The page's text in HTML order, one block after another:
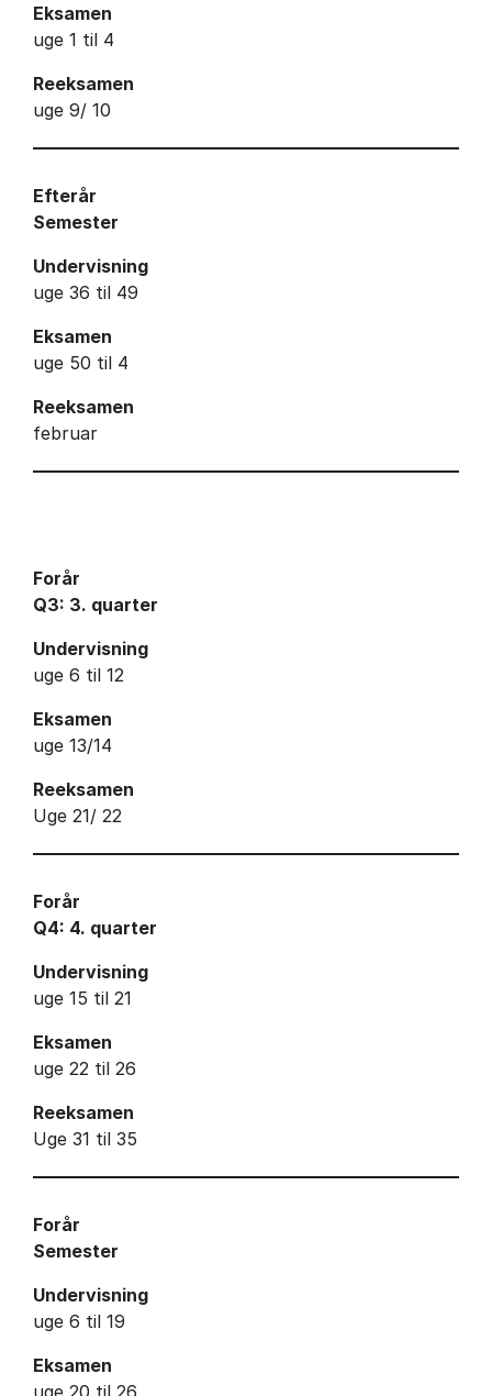
Eksamen
uge 1 til 4
Reeksamen
uge 9/ 10
Efterår
Semester
Undervisning
uge 36 til 49
Eksamen
uge 50 til 4
Reeksamen
februar
Forår
Q3: 3. quarter
Undervisning
uge 6 til 12
Eksamen
uge 13/14
Reeksamen
Uge 21/ 22
Forår
Q4: 4. quarter
Undervisning
uge 15 til 21
Eksamen
uge 22 til 26
Reeksamen
Uge 31 til 35
Forår
Semester
Undervisning
uge 6 til 19
Eksamen
uge 20 til 26